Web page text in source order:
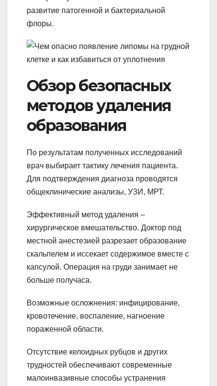
развитие патогенной и бактериальной
флоры.
Обзор безопасных
методов удаления
образования
По результатам полученных исследований
врач выбирает тактику лечения пациента.
Для подтверждения диагноза проводятся
общеклинические анализы, УЗИ, МРТ.
Эффективный метод удаления –
хирургическое вмешательство. Доктор под
местной анестезией разрезает образование
скальпелем и иссекает содержимое вместе с
капсулой. Операция на груди занимает не
больше получаса.
Возможные осложнения: инфицирование,
кровотечение, воспаление, нагноение
пораженной области.
Отсутствие келоидных рубцов и других
трудностей обеспечивают современные
малоинвазивные способы устранения